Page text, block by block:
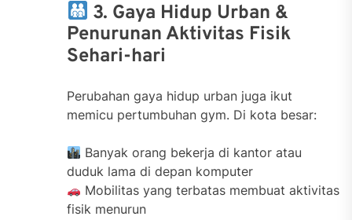
3. Gaya Hidup Urban &
Penurunan Aktivitas Fisik
Sehari-hari
Perubahan gaya hidup urban juga ikut
memicu pertumbuhan gym. Di kota besar:
Banyak orang bekerja di kantor atau
duduk lama di depan komputer
Mobilitas yang terbatas membuat aktivitas
fisik menurun